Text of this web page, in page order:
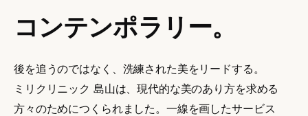
コンテンポラリー。
後を追うのではなく、洗練された美をリードする。
ミリクリニック 島山は 、現代的な美のあり方を求める
方々のためにつくられました。一線を画したサービス